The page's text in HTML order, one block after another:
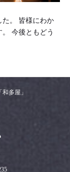
た。 皆様にわか
今後ともどう
多屋」